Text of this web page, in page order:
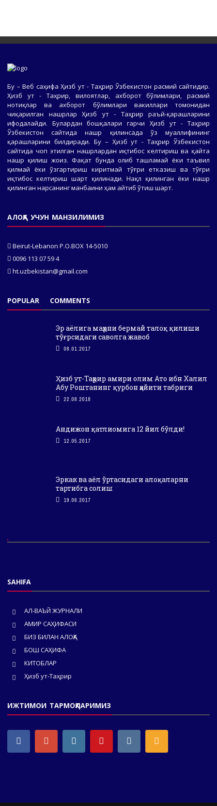
Бу – Веб саҳифа Ҳизб ут - Таҳрир Ўзбекистон расмий сайтидир.
Ҳизб ут - Таҳрир, вилоятлар, ахборот бўлимлари, расмий
нотиқлар ва ахборот бўлимлари вакиллари томонидан
чиқарилган нашрлар Ҳизб ут - Таҳрир раъй-қарашларини
ифодалайди. Булардан бошқалари гарчи Ҳизб ут - Таҳрир
Ўзбекистон сайтида нашр қилинсада ўз муаллифининг
қарашларини билдиради. Бу – Ҳизб ут - Таҳрир Ўзбекистон
сайтида чоп этилган нашрлардан иқтибос келтириш ва қайта
нашр қилиш жоиз. Фақат бунда олиб ташламай ёки таъвил
қилмай ёки ўзгартириш киритмай тўғри етказиш ва тўғри
иқтибос келтириш шарт қилинади. Нақл қилинган ёки нашр
қилинган нарсанинг манбаини ҳам айтиб ўтиш шарт.
АЛОҚА УЧУН МАНЗИЛИМИЗ
Beirut-Lebanon P.O.BOX 14-5010
0096 113 07 59 4
ht.uzbekistan@gmail.com
POPULAR COMMENTS
Эр аёлига маҳрни бермай талоқ қилиши
тўғрсидаги саволга жавоб
08.01.2017
Ҳизб ут-Таҳрир амири олим Ато ибн Халил
Абу Роштанинг қурбон ҳайити табриги
22.08.2018
Андижон қатлиомига 12 йил бўлди!
12.05.2017
Эркак ва аёл ўртасидаги алоқаларни
тартибга солиш
19.06.2017
SAHIFA
АЛ-ВАЪЙ ЖУРНАЛИ
АМИР САҲИФАСИ
БИЗ БИЛАН АЛОҚА
БОШ САҲИФА
КИТОБЛАР
Ҳизб ут-Таҳрир
ИЖТИМОИ ТАРМОҚЛАРИМИЗ